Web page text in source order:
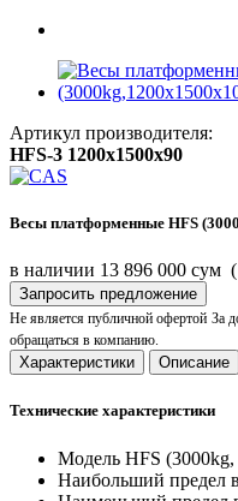
Артикул производителя:
HFS-3 1200x1500x90
Весы платформенные HFS
в наличии 13 896 000 сум
Запросить предложение
Не является публичной офертой За
обращаться в компанию.
Характеристики Описание
Технические характеристики
Модель HFS
Наибольший предел